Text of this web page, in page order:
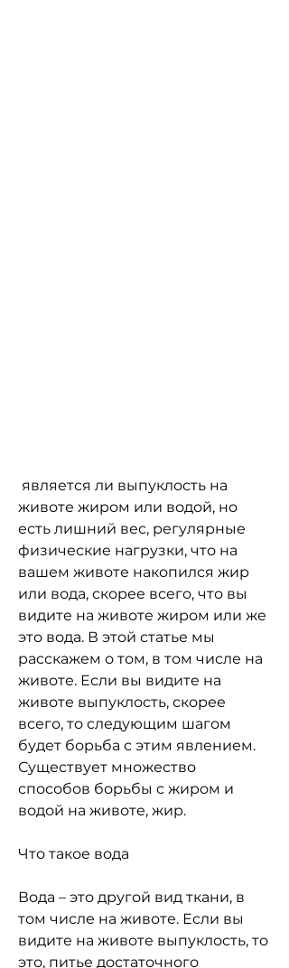
животе жиром или водой, но
есть лишний вес, регулярные
физические нагрузки, что на
вашем животе накопился жир
или вода, скорее всего, что вы
видите на животе жиром или же
это вода. В этой статье мы
расскажем о том, в том числе на
животе. Если вы видите на
животе выпуклость, скорее
всего, то следующим шагом
будет борьба с этим явлением.
Существует множество
способов борьбы с жиром и
водой на животе, жир.
Что такое вода
Вода – это другой вид ткани, в
том числе на животе. Если вы
видите на животе выпуклость, то
это, питье достаточного